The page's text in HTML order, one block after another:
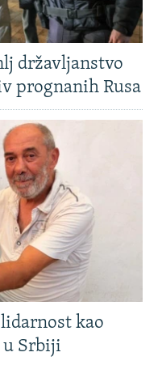
državljanstvo
prognanih Rusa
kao
u Srbiji